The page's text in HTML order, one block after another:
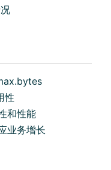
性
和性能
业务增长